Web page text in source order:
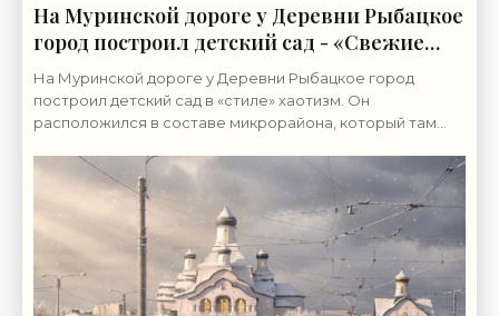
На Муринской дороге у Деревни Рыбацкое
город построил детский сад - «Свежие
новости строительства»
На Муринской дороге у Деревни Рыбацкое город
построил детский сад в «стиле» хаотизм. Он
расположился в составе микрорайона, который там
«Ручьи»